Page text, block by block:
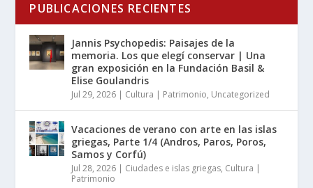
PUBLICACIONES RECIENTES
Jannis Psychopedis: Paisajes de la
memoria. Los que elegí conservar | Una
gran exposición en la Fundación Basil &
Elise Goulandris
Jul 29, 2026 | Cultura | Patrimonio, Uncategorized
Vacaciones de verano con arte en las islas
griegas, Parte 1/4 (Andros, Paros, Poros,
Samos y Corfú)
Jul 28, 2026 | Ciudades e islas griegas, Cultura |
Patrimonio